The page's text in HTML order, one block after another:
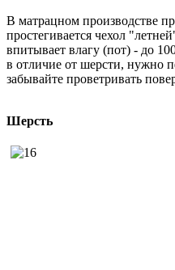
В матрацном производстве
простегивается чехол
впитывает влагу (пот) - до
в отличие от шерсти, нужно
забывайте проветривать
Шерсть